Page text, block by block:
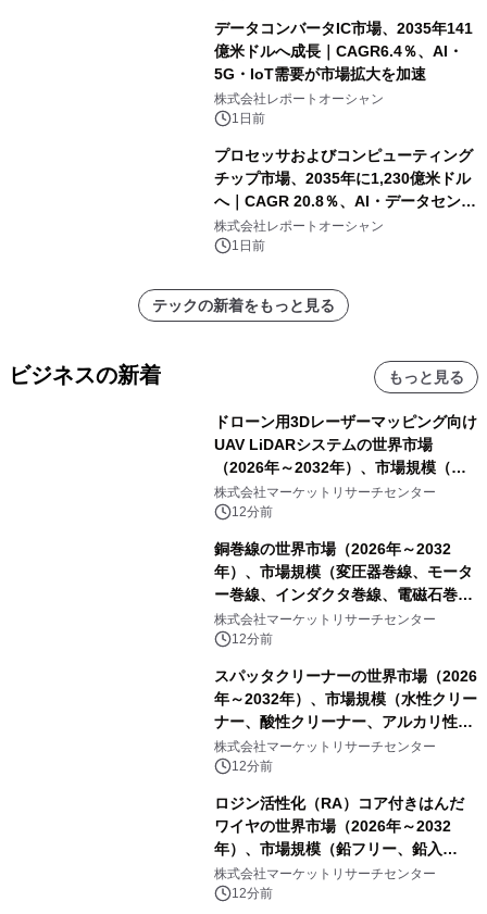
データコンバータIC市場、2035年141
億米ドルへ成長｜CAGR6.4％、AI・
5G・IoT需要が市場拡大を加速
株式会社レポートオーシャン
1日前
プロセッサおよびコンピューティング
チップ市場、2035年に1,230億米ドル
へ｜CAGR 20.8％、AI・データセンタ
ー需要が成長を牽引
株式会社レポートオーシャン
1日前
テックの新着をもっと見る
ビジネスの新着 もっと見る
ドローン用3Dレーザーマッピング向け
UAV LiDARシステムの世界市場
（2026年～2032年）、市場規模（長
距離LiDARシステム、中距離LiDARシ
ステム、短距離LiDARシステム）・分
株式会社マーケットリサーチセンター
12分前
銅巻線の世界市場（2026年～2032
年）、市場規模（変圧器巻線、モータ
ー巻線、インダクタ巻線、電磁石巻
線）・分析レポートを発表
株式会社マーケットリサーチセンター
12分前
スパッタクリーナーの世界市場（2026
年～2032年）、市場規模（水性クリー
ナー、酸性クリーナー、アルカリ性ク
リーナー、溶剤系クリーナー、半水性
クリーナー）・分析レポートを発表
株式会社マーケットリサーチセンター
12分前
ロジン活性化（RA）コア付きはんだ
ワイヤの世界市場（2026年～2032
年）、市場規模（鉛フリー、鉛入
り）・分析レポートを発表
株式会社マーケットリサーチセンター
12分前